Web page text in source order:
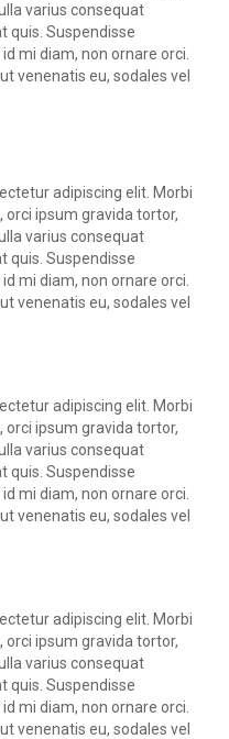
varius consequat
quis. Suspendisse
mi diam, non ornare orci.
venenatis eu, sodales vel
adipiscing elit. Morbi
ipsum gravida tortor,
varius consequat
quis. Suspendisse
mi diam, non ornare orci.
venenatis eu, sodales vel
adipiscing elit. Morbi
ipsum gravida tortor,
varius consequat
quis. Suspendisse
mi diam, non ornare orci.
venenatis eu, sodales vel
adipiscing elit. Morbi
ipsum gravida tortor,
varius consequat
quis. Suspendisse
mi diam, non ornare orci.
venenatis eu, sodales vel